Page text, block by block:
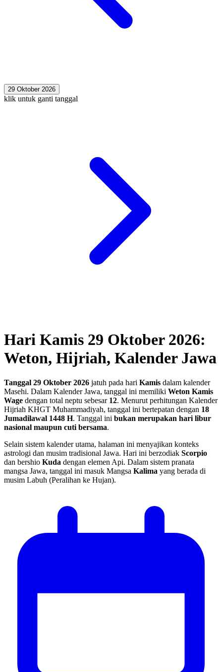
29 Oktober 2026
klik untuk ganti tanggal
Hari Kamis 29 Oktober 2026:
Weton, Hijriah, Kalender Jawa
Tanggal 29 Oktober 2026 jatuh pada hari Kamis dalam kalender
Masehi. Dalam Kalender Jawa, tanggal ini memiliki Weton Kamis
Wage dengan total neptu sebesar 12. Menurut perhitungan Kalender
Hijriah KHGT Muhammadiyah, tanggal ini bertepatan dengan 18
Jumadilawal 1448 H. Tanggal ini bukan merupakan hari libur
nasional maupun cuti bersama.
Selain sistem kalender utama, halaman ini menyajikan konteks
astrologi dan musim tradisional Jawa. Hari ini berzodiak Scorpio
dan bershio Kuda dengan elemen Api. Dalam sistem pranata
mangsa Jawa, tanggal ini masuk Mangsa Kalima yang berada di
musim Labuh (Peralihan ke Hujan).